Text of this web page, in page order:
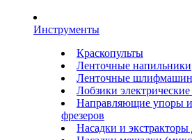
Инструменты
Краскопульты
Ленточные напильники
Ленточные
Лобзики
Направляющие упоры
фрезеров
Насадки и